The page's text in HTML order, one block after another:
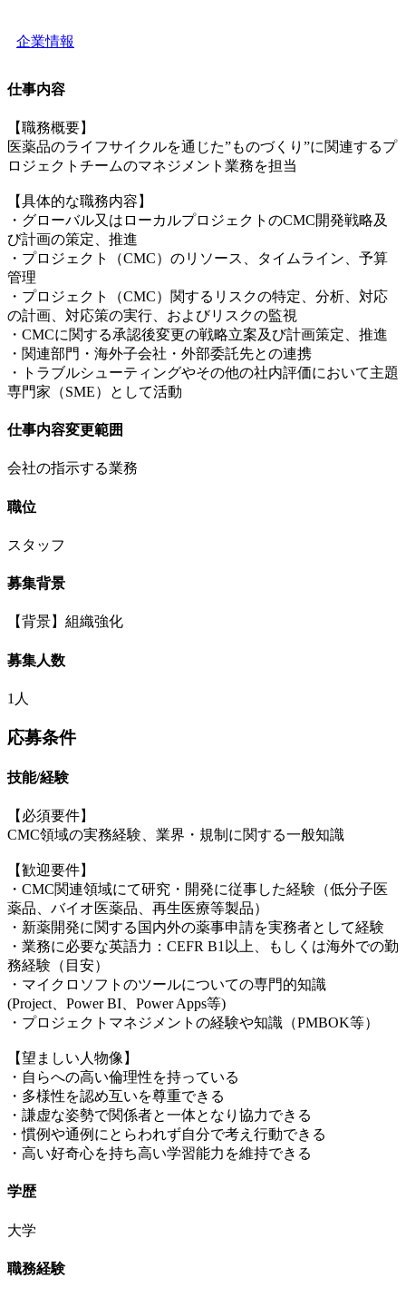
企業情報
仕事内容
【職務概要】
医薬品のライフサイクルを通じた”ものづくり”に関連するプ
ロジェクトチームのマネジメント業務を担当
【具体的な職務内容】
・グローバル又はローカルプロジェクトのCMC開発戦略及
び計画の策定、推進
・プロジェクト（CMC）のリソース、タイムライン、予算
管理
・プロジェクト（CMC）関するリスクの特定、分析、対応
の計画、対応策の実行、およびリスクの監視
・CMCに関する承認後変更の戦略立案及び計画策定、推進
・関連部門・海外子会社・外部委託先との連携
・トラブルシューティングやその他の社内評価において主題
専門家（SME）として活動
仕事内容変更範囲
会社の指示する業務
職位
スタッフ
募集背景
【背景】組織強化
募集人数
1人
応募条件
技能/経験
【必須要件】
CMC領域の実務経験、業界・規制に関する一般知識
【歓迎要件】
・CMC関連領域にて研究・開発に従事した経験（低分子医
薬品、バイオ医薬品、再生医療等製品）
・新薬開発に関する国内外の薬事申請を実務者として経験
・業務に必要な英語力：CEFR B1以上、もしくは海外での勤
務経験（目安）
・マイクロソフトのツールについての専門的知識
(Project、Power BI、Power Apps等)
・プロジェクトマネジメントの経験や知識（PMBOK等）
【望ましい人物像】
・自らへの高い倫理性を持っている
・多様性を認め互いを尊重できる
・謙虚な姿勢で関係者と一体となり協力できる
・慣例や通例にとらわれず自分で考え行動できる
・高い好奇心を持ち高い学習能力を維持できる
学歴
大学
職務経験